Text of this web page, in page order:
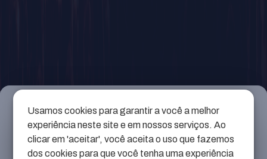
InformaçõesGerais
Não há descrição para o evento até o momento.
Usamos cookies para garantir a você a melhor
experiência neste site e em nossos serviços. Ao
clicar em 'aceitar', você aceita o uso que fazemos
dos cookies para que você tenha uma experiência